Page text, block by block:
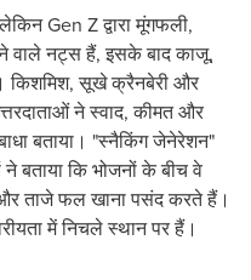
Gen Z द्वारा मूंगफली,
वाले नट्स हैं, इसके बाद काजू,
किशमिश, सूखे क्रैनबेरी और
ने स्वाद, कीमत और
बताया। "स्नैकिंग जेनेरेशन"
बताया कि भोजनों के बीच वे
ताजे फल खाना पसंद करते हैं।
में निचले स्थान पर हैं।